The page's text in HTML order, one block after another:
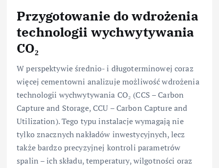
Przygotowanie do wdrożenia
technologii wychwytywania
CO₂
W perspektywie średnio- i długoterminowej coraz
więcej cementowni analizuje możliwość wdrożenia
technologii wychwytywania CO₂ (CCS – Carbon
Capture and Storage, CCU – Carbon Capture and
Utilization). Tego typu instalacje wymagają nie
tylko znacznych nakładów inwestycyjnych, lecz
także bardzo precyzyjnej kontroli parametrów
spalin – ich składu, temperatury, wilgotności oraz